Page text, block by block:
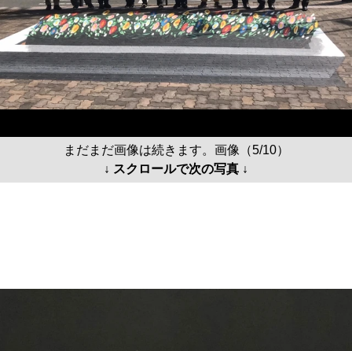
まだまだ画像は続きます。画像（5/10）
↓ スクロールで次の写真 ↓